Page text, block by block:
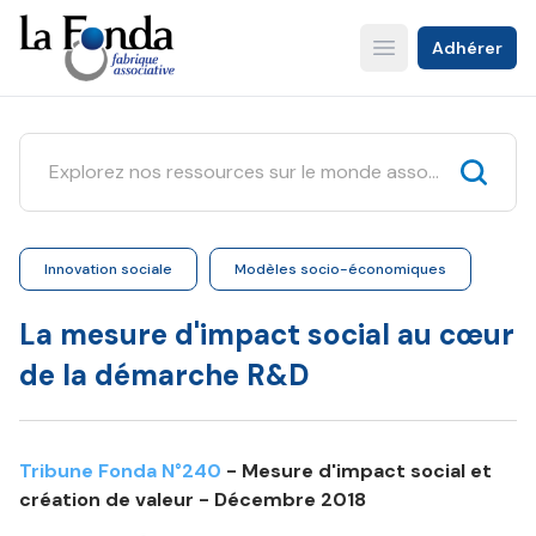
Aller
au
contenu
principal
Open main menu
Adhérer
Innovation sociale Modèles socio-économiques
La mesure d'impact social au cœur
de la démarche R&D
Tribune Fonda N°240 - Mesure d'impact social et
création de valeur - Décembre 2018